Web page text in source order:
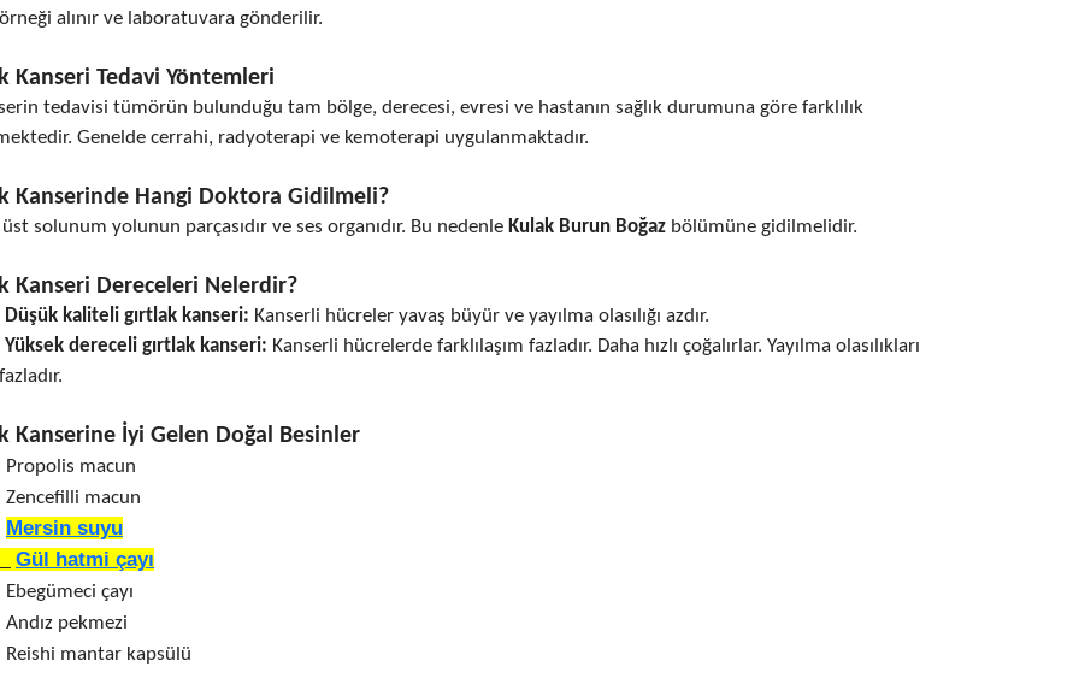
örneği alınır ve laboratuvara gönderilir.
Kanseri Tedavi Yöntemleri
tedavisi tümörün bulunduğu tam bölge, derecesi, evresi ve hastanın sağlık durumuna göre farklılık
Genelde cerrahi, radyoterapi ve kemoterapi uygulanmaktadır.
Kanserinde Hangi Doktora Gidilmeli?
solunum yolunun parçasıdır ve ses organıdır. Bu nedenle Kulak Burun Boğaz bölümüne gidilmelidir.
Kanseri Dereceleri Nelerdir?
Düşük kaliteli gırtlak kanseri: Kanserli hücreler yavaş büyür ve yayılma olasılığı azdır.
Yüksek dereceli gırtlak kanseri: Kanserli hücrelerde farklılaşım fazladır. Daha hızlı çoğalırlar. Yayılma olasılıkları
fazladır.
Kanserine İyi Gelen Doğal Besinler
Propolis macun
Zencefilli macun
Mersin suyu
Gül hatmi çayı
Ebegümeci çayı
Andız pekmezi
Reishi mantar kapsülü